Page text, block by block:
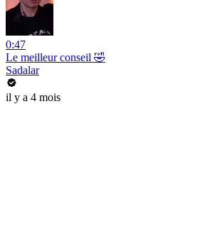
0:47
Le meilleur conseil 🤣
Sadalar
il y a 4 mois